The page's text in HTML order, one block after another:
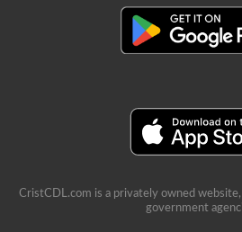
CristCDL.com is a privately owned
government